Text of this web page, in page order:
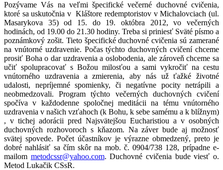
Pozývame Vás na veľmi špecifické večerné duchovné cvičenia,
ktoré sa uskutočnia v Kláštore redemptoristov v Michalovciach (ul.
Masarykova 35) od 15. do 19. októbra 2012, vo večerných
hodinách, od 19.00 do 21.30 hodiny. Treba si priniesť Sväté písmo a
poznámkový zošit. Tieto špecifické duchovné cvičenia sú zamerané
na vnútorné uzdravenie. Počas týchto duchovných cvičení chceme
prosiť Boha o dar uzdravenia a oslobodenia, ale zároveň chceme sa
učiť spolupracovať s Božou milosťou a sami vykročiť na cestu
vnútorného uzdravenia a zmierenia, aby nás už ťažké životné
udalosti, nepríjemné spomienky, či negatívne pocity netrápili a
neobmedzovali. Program týchto večerných duchovných cvičení
spočíva v každodenne spoločnej meditácii na tému vnútorného
uzdravenia v našich vzťahoch (k Bohu, k sebe samému a k blížnym)
, v tichej adorácii pred Najsvätejšou Eucharistiou a v osobných
duchovných rozhovoroch s kňazom. Na záver bude aj možnosť
svätej spovede. Počet účastníkov je výrazne obmedzený, preto je
dobré nahlásiť sa čím skôr na mob. č. 0904/738 128, prípadne e-
mailom metodcssr@yahoo.com. Duchovné cvičenia bude viesť o.
Metod Lukačik CSsR.